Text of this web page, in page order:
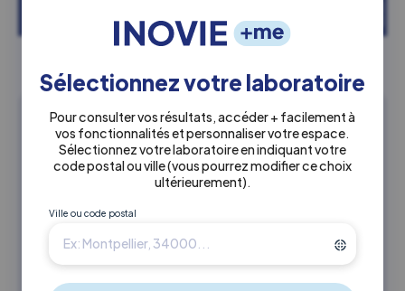
Sélectionnez votre laboratoire
Pour consulter vos résultats, accéder + facilement à
vos fonctionnalités et personnaliser votre espace.
Sélectionnez votre laboratoire en indiquant votre
code postal ou ville(vous pourrez modifier ce choix
ultérieurement).
Ville ou code postal
Ceci peut également vous intéresser
Comment réinitialiser mon mot de passe
pour consulter mes résultats INOVIE GEN-
Comment me connecter pour la première
fois à mon serveur de résultats INOVIE
GEN-BIO ?